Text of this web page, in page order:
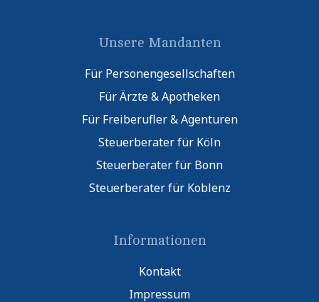
Unsere Mandanten
Für Personengesellschaften
Für Ärzte & Apotheken
Für Freiberufler & Agenturen
Steuerberater für Köln
Steuerberater für Bonn
Steuerberater für Koblenz
Informationen
Kontakt
Impressum